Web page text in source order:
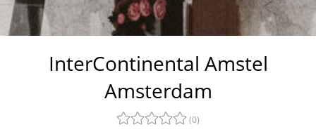
InterContinental Amstel
Amsterdam
(0)